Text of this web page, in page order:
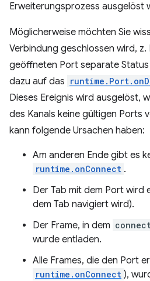
Erweiterungsprozess ausgelöst
Möglicherweise möchten Sie
Verbindung geschlossen wird, z.
geöffneten Port separate
dazu auf das
Dieses Ereignis wird ausgelöst,
des Kanals keine gültigen Ports
kann folgende Ursachen haben:
Am anderen Ende gibt es
runtime.onConnect .
Der Tab mit dem Port wird
dem Tab navigiert wird).
Der Frame, in dem
wurde entladen.
Alle Frames, die den Port
runtime.onConnect ),